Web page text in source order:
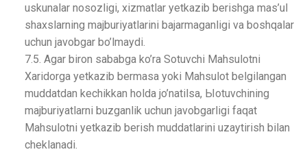
uskunalar nosozligi, xizmatlar yetkazib berishga mas’ul
shaxslarning majburiyatlarini bajarmaganligi va boshqalar
uchun javobgar bo’lmaydi.
7.5. Agar biron sababga ko’ra Sotuvchi Mahsulotni
Xaridorga yetkazib bermasa yoki Mahsulot belgilangan
muddatdan kechikkan holda jo’natilsa, Ыotuvchining
majburiyatlarni buzganlik uchun javobgarligi faqat
Mahsulotni yetkazib berish muddatlarini uzaytirish bilan
cheklanadi.